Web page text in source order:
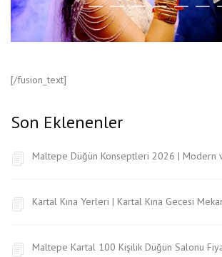
[/fusion_text]
Son Eklenenler
Maltepe Düğün Konseptleri 2026 | Modern
Kartal Kına Yerleri | Kartal Kına Gecesi
Maltepe Kartal 100 Kişilik Düğün Salonu